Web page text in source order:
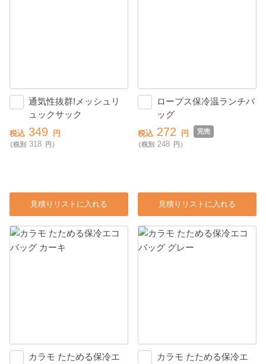
通気性抜群!メッシュリ
ュックサック
税込 349 円
（税別 318 円）
見積りリストに入れる
ロープス保冷温ランチバ
ッグ
税込 272 円
完売
（税別 248 円）
見積りリストに入れる
カラモ たためる保冷エ
カラモ たためる保冷エ